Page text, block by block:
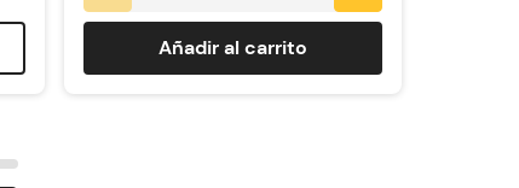
Añadir al carrito